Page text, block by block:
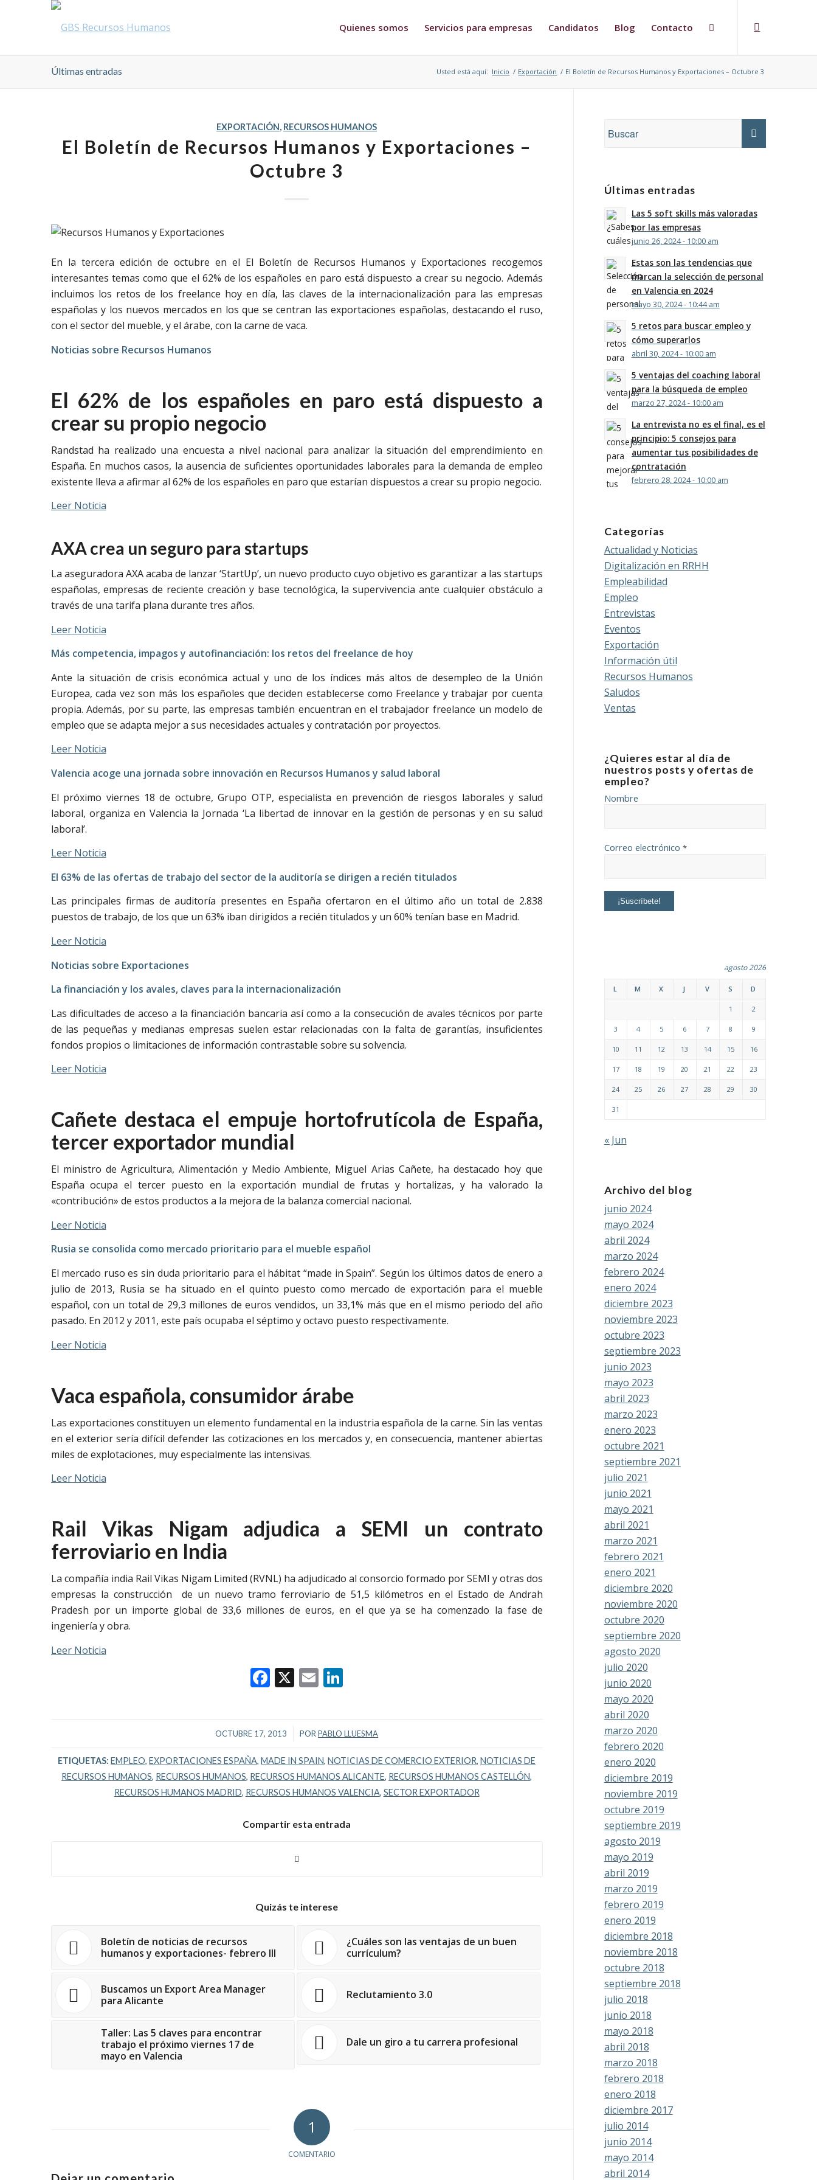
Quienes somos Servicios para empresas Candidatos Blog Contacto
Últimas entradas Usted está aquí: Inicio / Exportación / El Boletín de Recursos Humanos y Exportaciones – Octubre 3
EXPORTACIÓN, RECURSOS HUMANOS
El Boletín de Recursos Humanos y Exportaciones –
Octubre 3
En la tercera edición de octubre en el El Boletín de Recursos Humanos y Exportaciones recogemos
interesantes temas como que el 62% de los españoles en paro está dispuesto a crear su negocio. Además
incluimos los retos de los freelance hoy en día, las claves de la internacionalización para las empresas
españolas y los nuevos mercados en los que se centran las exportaciones españolas, destacando el ruso,
con el sector del mueble, y el árabe, con la carne de vaca.
Noticias sobre Recursos Humanos
El 62% de los españoles en paro está dispuesto a
crear su propio negocio
Randstad ha realizado una encuesta a nivel nacional para analizar la situación del emprendimiento en
España. En muchos casos, la ausencia de suficientes oportunidades laborales para la demanda de empleo
existente lleva a afirmar al 62% de los españoles en paro que estarían dispuestos a crear su propio negocio.
Leer Noticia
AXA crea un seguro para startups
La aseguradora AXA acaba de lanzar ‘StartUp’, un nuevo producto cuyo objetivo es garantizar a las startups
españolas, empresas de reciente creación y base tecnológica, la supervivencia ante cualquier obstáculo a
través de una tarifa plana durante tres años.
Leer Noticia
Más competencia, impagos y autofinanciación: los retos del freelance de hoy
Ante la situación de crisis económica actual y uno de los índices más altos de desempleo de la Unión
Europea, cada vez son más los españoles que deciden establecerse como Freelance y trabajar por cuenta
propia. Además, por su parte, las empresas también encuentran en el trabajador freelance un modelo de
empleo que se adapta mejor a sus necesidades actuales y contratación por proyectos.
Leer Noticia
Valencia acoge una jornada sobre innovación en Recursos Humanos y salud laboral
El próximo viernes 18 de octubre, Grupo OTP, especialista en prevención de riesgos laborales y salud
laboral, organiza en Valencia la Jornada ‘La libertad de innovar en la gestión de personas y en su salud
laboral’.
Leer Noticia
El 63% de las ofertas de trabajo del sector de la auditoría se dirigen a recién titulados
Las principales firmas de auditoría presentes en España ofertaron en el último año un total de 2.838
puestos de trabajo, de los que un 63% iban dirigidos a recién titulados y un 60% tenían base en Madrid.
Leer Noticia
Noticias sobre Exportaciones
La financiación y los avales, claves para la internacionalización
Las dificultades de acceso a la financiación bancaria así como a la consecución de avales técnicos por parte
de las pequeñas y medianas empresas suelen estar relacionadas con la falta de garantías, insuficientes
fondos propios o limitaciones de información contrastable sobre su solvencia.
Leer Noticia
Cañete destaca el empuje hortofrutícola de España,
tercer exportador mundial
El ministro de Agricultura, Alimentación y Medio Ambiente, Miguel Arias Cañete, ha destacado hoy que
España ocupa el tercer puesto en la exportación mundial de frutas y hortalizas, y ha valorado la
«contribución» de estos productos a la mejora de la balanza comercial nacional.
Leer Noticia
Rusia se consolida como mercado prioritario para el mueble español
El mercado ruso es sin duda prioritario para el hábitat “made in Spain”. Según los últimos datos de enero a
julio de 2013, Rusia se ha situado en el quinto puesto como mercado de exportación para el mueble
español, con un total de 29,3 millones de euros vendidos, un 33,1% más que en el mismo periodo del año
pasado. En 2012 y 2011, este país ocupaba el séptimo y octavo puesto respectivamente.
Leer Noticia
Vaca española, consumidor árabe
Las exportaciones constituyen un elemento fundamental en la industria española de la carne. Sin las ventas
en el exterior sería difícil defender las cotizaciones en los mercados y, en consecuencia, mantener abiertas
miles de explotaciones, muy especialmente las intensivas.
Leer Noticia
Rail Vikas Nigam adjudica a SEMI un contrato
ferroviario en India
La compañía india Rail Vikas Nigam Limited (RVNL) ha adjudicado al consorcio formado por SEMI y otras dos
empresas la construcción de un nuevo tramo ferroviario de 51,5 kilómetros en el Estado de Andrah
Pradesh por un importe global de 33,6 millones de euros, en el que ya se ha comenzado la fase de
ingeniería y obra.
Leer Noticia
Facebook
X Email
OCTUBRE 17, 2013
/ PORPABLO LLUESMA
ETIQUETAS: EMPLEO,EXPORTACIONES ESPAÑA,MADE IN SPAIN,NOTICIAS DE COMERCIO EXTERIOR,NOTICIAS DE
RECURSOS HUMANOS, RECURSOS HUMANOS, RECURSOS HUMANOS ALICANTE, RECURSOS HUMANOS CASTELLÓN,
RECURSOS HUMANOS MADRID, RECURSOS HUMANOS VALENCIA, SECTOR EXPORTADOR
Compartir esta entrada
Quizás te interese
Boletín de noticias de recursos
humanos y exportaciones- febrero III
¿Cuáles son las ventajas de un buen
currículum?
Buscamos un Export Area Manager
para Alicante
Reclutamiento 3.0
Taller: Las 5 claves para encontrar
trabajo el próximo viernes 17 de
mayo en Valencia
Dale un giro a tu carrera profesional
1
COMENTARIO
Últimas entradas
Las 5 soft skills más valoradas
por las empresas
junio 26, 2024 - 10:00 am
Estas son las tendencias que
marcan la selección de personal
en Valencia en 2024
mayo 30, 2024 - 10:44 am
5 retos para buscar empleo y
cómo superarlos
abril 30, 2024 - 10:00 am
5 ventajas del coaching laboral
para la búsqueda de empleo
marzo 27, 2024 - 10:00 am
La entrevista no es el final, es el
principio: 5 consejos para
aumentar tus posibilidades de
contratación
febrero 28, 2024 - 10:00 am
Categorías
Actualidad y Noticias
Digitalización en RRHH
Empleabilidad
Empleo
Entrevistas
Eventos
Exportación
Información útil
Recursos Humanos
Saludos
Ventas
¿Quieres estar al día de
nuestros posts y ofertas de
empleo?
Nombre
Correo electrónico *
agosto 2026
L M X J V S D
1 2
3 4 5 6 7 8 9
10 11 12 13 14 15 16
17 18 19 20 21 22 23
24 25 26 27 28 29 30
31
« Jun
Archivo del blog
junio 2024
mayo 2024
abril 2024
marzo 2024
febrero 2024
enero 2024
diciembre 2023
noviembre 2023
octubre 2023
septiembre 2023
junio 2023
mayo 2023
abril 2023
marzo 2023
enero 2023
octubre 2021
septiembre 2021
julio 2021
junio 2021
mayo 2021
abril 2021
marzo 2021
febrero 2021
enero 2021
diciembre 2020
noviembre 2020
octubre 2020
septiembre 2020
agosto 2020
julio 2020
junio 2020
mayo 2020
abril 2020
marzo 2020
febrero 2020
enero 2020
diciembre 2019
noviembre 2019
octubre 2019
septiembre 2019
agosto 2019
mayo 2019
abril 2019
marzo 2019
febrero 2019
enero 2019
diciembre 2018
noviembre 2018
octubre 2018
septiembre 2018
julio 2018
junio 2018
mayo 2018
abril 2018
marzo 2018
febrero 2018
enero 2018
diciembre 2017
julio 2014
junio 2014
mayo 2014
abril 2014